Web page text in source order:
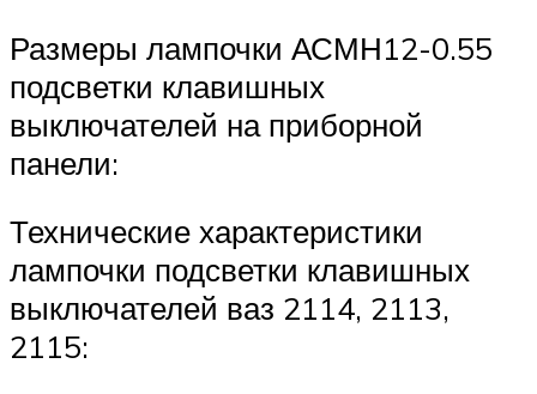
Размеры лампочки АСМН12-0.55
подсветки клавишных
выключателей на приборной
панели:
Технические характеристики
лампочки подсветки клавишных
выключателей ваз 2114, 2113,
2115: